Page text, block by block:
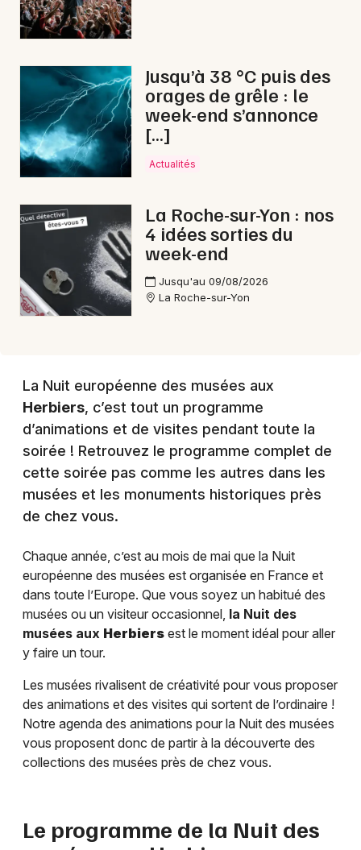
85 - Vendée
Choisir mes départements
Mon email
Je m'abonne
Jusqu’à 38 °C puis des
orages de grêle : le
week-end s’annonce
[…]
Actualités
La Roche-sur-Yon : nos
4 idées sorties du
week-end
Jusqu'au 09/08/2026
La Roche-sur-Yon
La Nuit européenne des musées aux
Herbiers, c’est tout un programme
d’animations et de visites pendant toute la
soirée ! Retrouvez le programme complet de
cette soirée pas comme les autres dans les
musées et les monuments historiques près
de chez vous.
Chaque année, c’est au mois de mai que la Nuit
européenne des musées est organisée en France et
dans toute l’Europe. Que vous soyez un habitué des
musées ou un visiteur occasionnel, la Nuit des
musées aux Herbiers est le moment idéal pour aller
y faire un tour.
Les musées rivalisent de créativité pour vous proposer
des animations et des visites qui sortent de l’ordinaire !
Notre agenda des animations pour la Nuit des musées
vous proposent donc de partir à la découverte des
collections des musées près de chez vous.
Le programme de la Nuit des